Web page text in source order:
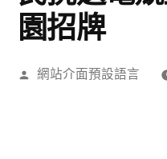
園招牌
作
網站介面預設語言